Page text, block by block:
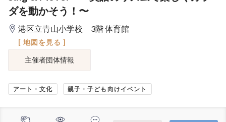
ダを動かそう！〜
港区立青山小学校 3階 体育館
[ 地図を見る ]
主催者団体情報
アート・文化 親子・子ども向けイベント